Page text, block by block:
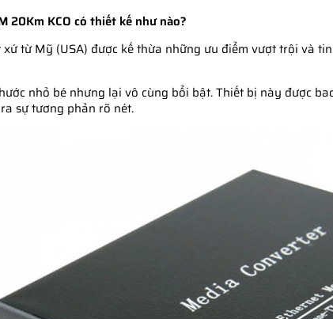
20Km KCO có thiết kế như nào?
xứ từ Mỹ (USA) được kế thừa những ưu điểm vượt trội và
nhỏ bé nhưng lại vô cùng bổi bật. Thiết bị này được
sự tương phản rõ nét.